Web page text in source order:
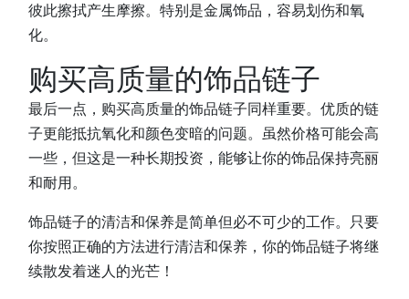
彼此擦拭产生摩擦。特别是金属饰品，容易划伤和氧
化。
购买高质量的饰品链子
最后一点，购买高质量的饰品链子同样重要。优质的链
子更能抵抗氧化和颜色变暗的问题。虽然价格可能会高
一些，但这是一种长期投资，能够让你的饰品保持亮丽
和耐用。
饰品链子的清洁和保养是简单但必不可少的工作。只要
你按照正确的方法进行清洁和保养，你的饰品链子将继
续散发着迷人的光芒！